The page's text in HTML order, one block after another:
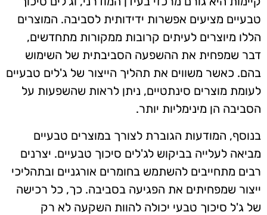
טבעיים מציעים אפשרות ידידותית לסביבה. המוצרים
הללו מיוצרים לעיתים קרובות ממקורות מתחדשים,
דבר שמפחית את ההשפעה הסביבתית של השימוש
בהם. כאשר משווים את תהליך הייצור של ג'לים טבעיים
לעומת מוצרים סינתטיים, ניתן לראות שהשפעות על
הסביבה הן מינימליות יותר.
בנוסף, המודעות הגוברת לצורך במוצרים טבעיים
מביאה לעלייה בביקוש לג'לים סיכוך טבעיים. יצרנים
רבים מתחייבים להשתמש בחומרים אורגניים ובתהליכי
ייצור שמפחיתים את הפגיעה בסביבה. כך, כל רכישה
של ג'ל סיכוך טבעי יכולה להוות השקעה לא רק